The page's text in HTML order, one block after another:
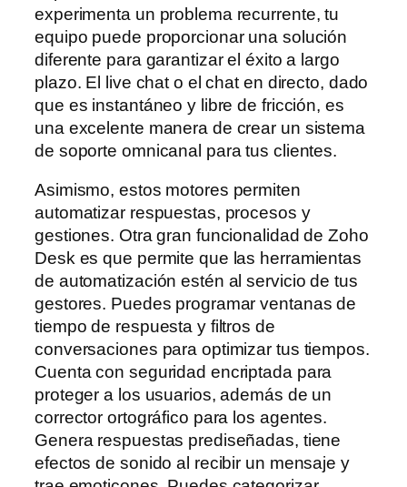
experimenta un problema recurrente, tu
equipo puede proporcionar una solución
diferente para garantizar el éxito a largo
plazo. El live chat o el chat en directo, dado
que es instantáneo y libre de fricción, es
una excelente manera de crear un sistema
de soporte omnicanal para tus clientes.
Asimismo, estos motores permiten
automatizar respuestas, procesos y
gestiones. Otra gran funcionalidad de Zoho
Desk es que permite que las herramientas
de automatización estén al servicio de tus
gestores. Puedes programar ventanas de
tiempo de respuesta y filtros de
conversaciones para optimizar tus tiempos.
Cuenta con seguridad encriptada para
proteger a los usuarios, además de un
corrector ortográfico para los agentes.
Genera respuestas prediseñadas, tiene
efectos de sonido al recibir un mensaje y